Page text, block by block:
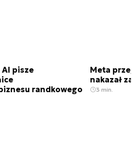
pisze
randkowego
Meta
nakazał
3 min.